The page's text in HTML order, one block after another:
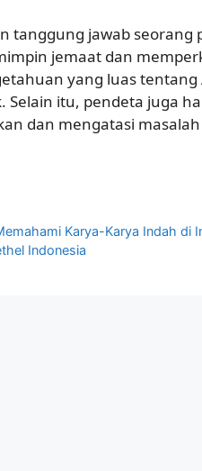
tanggung jawab seorang
jemaat dan
yang luas
Selain itu, pendeta juga
dan mengatasi
Karya-Karya Indah di
Indonesia